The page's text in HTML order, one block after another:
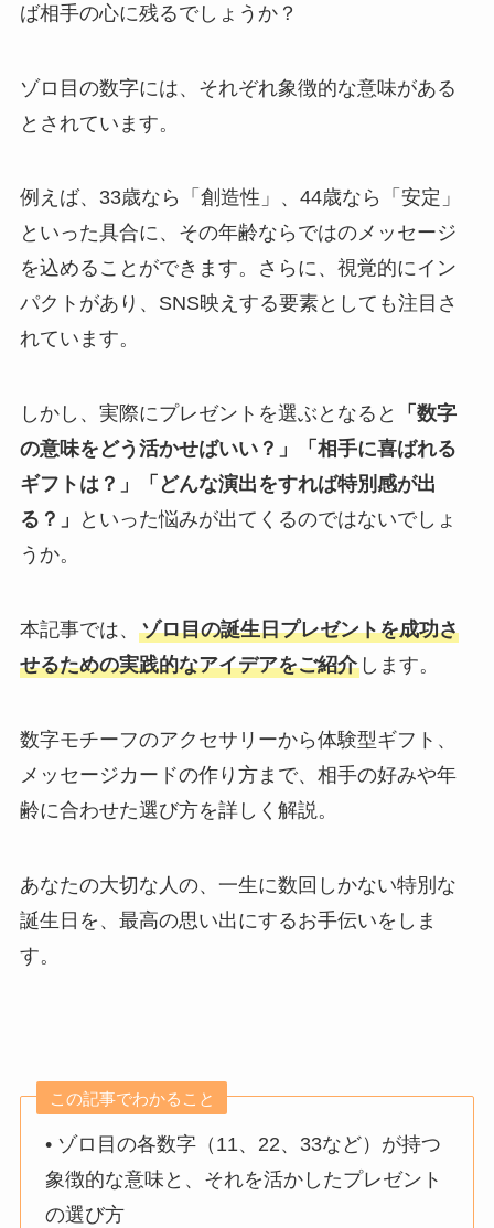
ば相手の心に残るでしょうか？
ゾロ目の数字には、それぞれ象徴的な意味がある
とされています。
例えば、33歳なら「創造性」、44歳なら「安定」
といった具合に、その年齢ならではのメッセージ
を込めることができます。さらに、視覚的にイン
パクトがあり、SNS映えする要素としても注目さ
れています。
しかし、実際にプレゼントを選ぶとなると
「数字
の意味をどう活かせばいい？」「相手に喜ばれる
ギフトは？」「どんな演出をすれば特別感が出
る？」
といった悩みが出てくるのではないでしょ
うか。
本記事では、 ゾロ目の誕生日プレゼントを成功さ
せるための実践的なアイデアをご紹介します。
数字モチーフのアクセサリーから体験型ギフト、
メッセージカードの作り方まで、相手の好みや年
齢に合わせた選び方を詳しく解説。
あなたの大切な人の、一生に数回しかない特別な
誕生日を、最高の思い出にするお手伝いをしま
す。
この記事でわかること
• ゾロ目の各数字（11、22、33など）が持つ
象徴的な意味と、それを活かしたプレゼント
の選び方